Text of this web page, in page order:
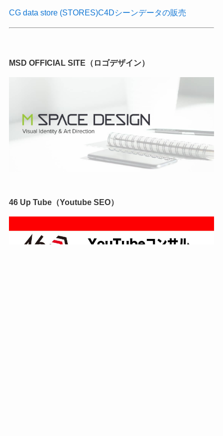
CG data store (STORES)C4Dシーンデータの販売
MSD OFFICIAL SITE（ロゴデザイン）
46 Up Tube（Youtube SEO）